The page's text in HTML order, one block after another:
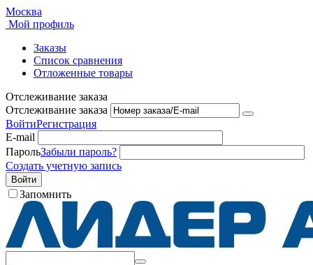
Москва
Мой профиль
Заказы
Список сравнения
Отложенные товары
Отслеживание заказа
Отслеживание заказа
ВойтиРегистрация
E-mail
ПарольЗабыли пароль?
Создать учетную запись
Войти
Запомнить